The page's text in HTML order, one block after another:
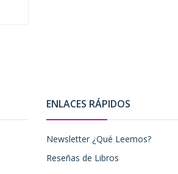
ENLACES RÁPIDOS
Newsletter ¿Qué Leemos?
Reseñas de Libros